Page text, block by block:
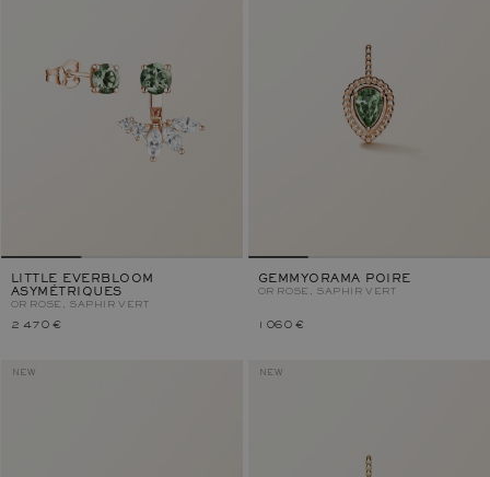
LITTLE EVERBLOOM
ASYMÉTRIQUES
OR ROSE, SAPHIR VERT
2 470 €
GEMMYORAMA POIRE
OR ROSE, SAPHIR VERT
1 060 €
NEW NEW